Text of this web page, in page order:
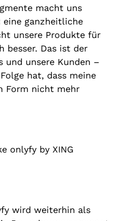
macht uns
ganzheitliche
unsere Produkte für
besser. Das ist der
und unsere Kunden –
hat, dass meine
Form nicht mehr
onlyfy by XING
wird weiterhin als